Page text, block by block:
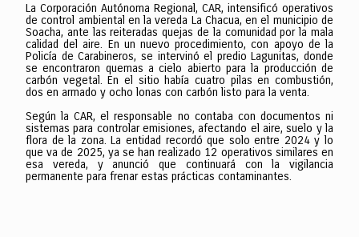
La Corporación Autónoma Regional, CAR, intensificó operativos
de control ambiental en la vereda La Chacua, en el municipio de
Soacha, ante las reiteradas quejas de la comunidad por la mala
calidad del aire. En un nuevo procedimiento, con apoyo de la
Policía de Carabineros, se intervinó el predio Lagunitas, donde
se encontraron quemas a cielo abierto para la producción de
carbón vegetal. En el sitio había cuatro pilas en combustión,
dos en armado y ocho lonas con carbón listo para la venta.
Según la CAR, el responsable no contaba con documentos ni
sistemas para controlar emisiones, afectando el aire, suelo y la
flora de la zona. La entidad recordó que solo entre 2024 y lo
que va de 2025, ya se han realizado 12 operativos similares en
esa vereda, y anunció que continuará con la vigilancia
permanente para frenar estas prácticas contaminantes.